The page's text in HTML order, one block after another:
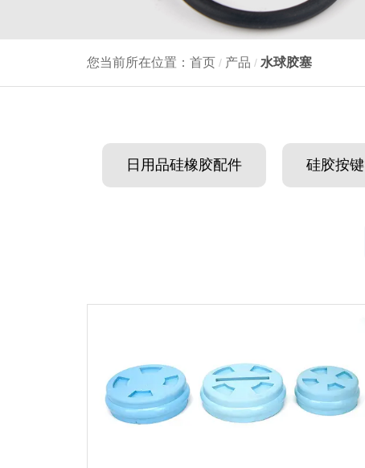
您当前所在位置：首页 / 产品 / 水球胶塞
日用品硅橡胶配件 硅胶按键